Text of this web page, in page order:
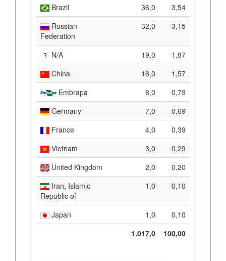
Brazil 36,0
3,54
Russian
Federation
32,0 3,15
N/A 19,0
1,87
China
16,0
1,57
Embrapa
8,0
0,79
Germany
7,0
0,69
France
4,0
0,39
Vietnam
3,0
0,29
United Kingdom
2,0
0,20
Iran, Islamic
Republic of
1,0 0,10
Japan 1,0
0,10
1.017,0
100,00